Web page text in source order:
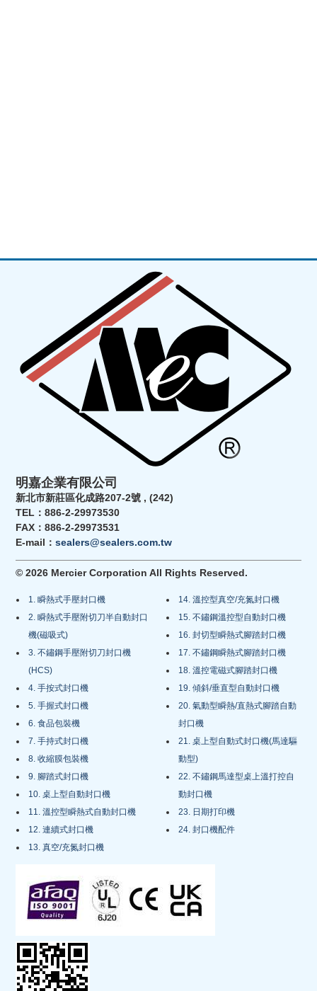
明嘉企業有限公司
新北市新莊區化成路207-2號 , (242)
TEL：886-2-29973530
FAX：886-2-29973531
E-mail：sealers@sealers.com.tw
© 2026 Mercier Corporation All Rights Reserved.
1. 瞬熱式手壓封口機
2. 瞬熱式手壓附切刀半自動封口
機(磁吸式)
3. 不鏽鋼手壓附切刀封口機
(HCS)
4. 手按式封口機
5. 手握式封口機
6. 食品包裝機
7. 手持式封口機
8. 收縮膜包裝機
9. 腳踏式封口機
10. 桌上型自動封口機
11. 溫控型瞬熱式自動封口機
12. 連續式封口機
13. 真空/充氮封口機
14. 溫控型真空/充氮封口機
15. 不鏽鋼溫控型自動封口機
16. 封切型瞬熱式腳踏封口機
17. 不鏽鋼瞬熱式腳踏封口機
18. 溫控電磁式腳踏封口機
19. 傾斜/垂直型自動封口機
20. 氣動型瞬熱/直熱式腳踏自動
封口機
21. 桌上型自動式封口機(馬達驅
動型)
22. 不鏽鋼馬達型桌上溫打控自
動封口機
23. 日期打印機
24. 封口機配件